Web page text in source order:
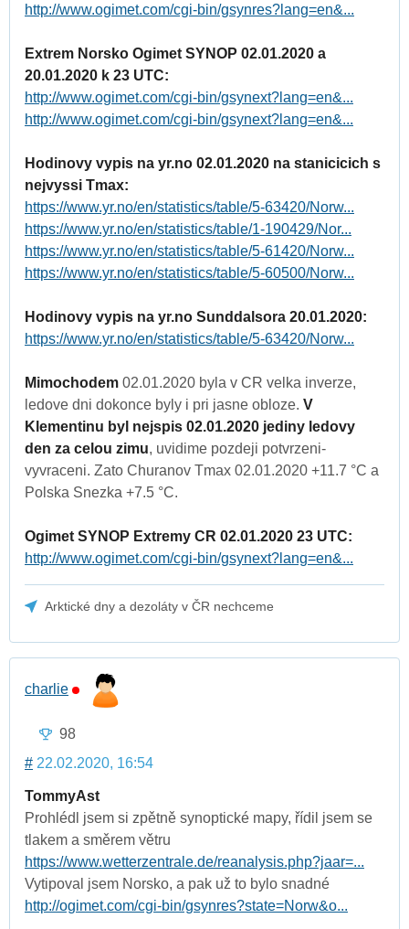
http://www.ogimet.com/cgi-bin/gsynres?lang=en&...
Extrem Norsko Ogimet SYNOP 02.01.2020 a
20.01.2020 k 23 UTC:
http://www.ogimet.com/cgi-bin/gsynext?lang=en&...
http://www.ogimet.com/cgi-bin/gsynext?lang=en&...
Hodinovy vypis na yr.no 02.01.2020 na stanicicich s
nejvyssi Tmax:
https://www.yr.no/en/statistics/table/5-63420/Norw...
https://www.yr.no/en/statistics/table/1-190429/Nor...
https://www.yr.no/en/statistics/table/5-61420/Norw...
https://www.yr.no/en/statistics/table/5-60500/Norw...
Hodinovy vypis na yr.no Sunddalsora 20.01.2020:
https://www.yr.no/en/statistics/table/5-63420/Norw...
Mimochodem 02.01.2020 byla v CR velka inverze,
ledove dni dokonce byly i pri jasne obloze. V
Klementinu byl nejspis 02.01.2020 jediny ledovy
den za celou zimu, uvidime pozdeji potvrzeni-
vyvraceni. Zato Churanov Tmax 02.01.2020 +11.7 °C a
Polska Snezka +7.5 °C.
Ogimet SYNOP Extremy CR 02.01.2020 23 UTC:
http://www.ogimet.com/cgi-bin/gsynext?lang=en&...
Arktické dny a dezoláty v ČR nechceme
charlie
98
# 22.02.2020, 16:54
TommyAst
Prohlédl jsem si zpětně synoptické mapy, řídil jsem se
tlakem a směrem větru
https://www.wetterzentrale.de/reanalysis.php?jaar=...
Vytipoval jsem Norsko, a pak už to bylo snadné
http://ogimet.com/cgi-bin/gsynres?state=Norw&o...